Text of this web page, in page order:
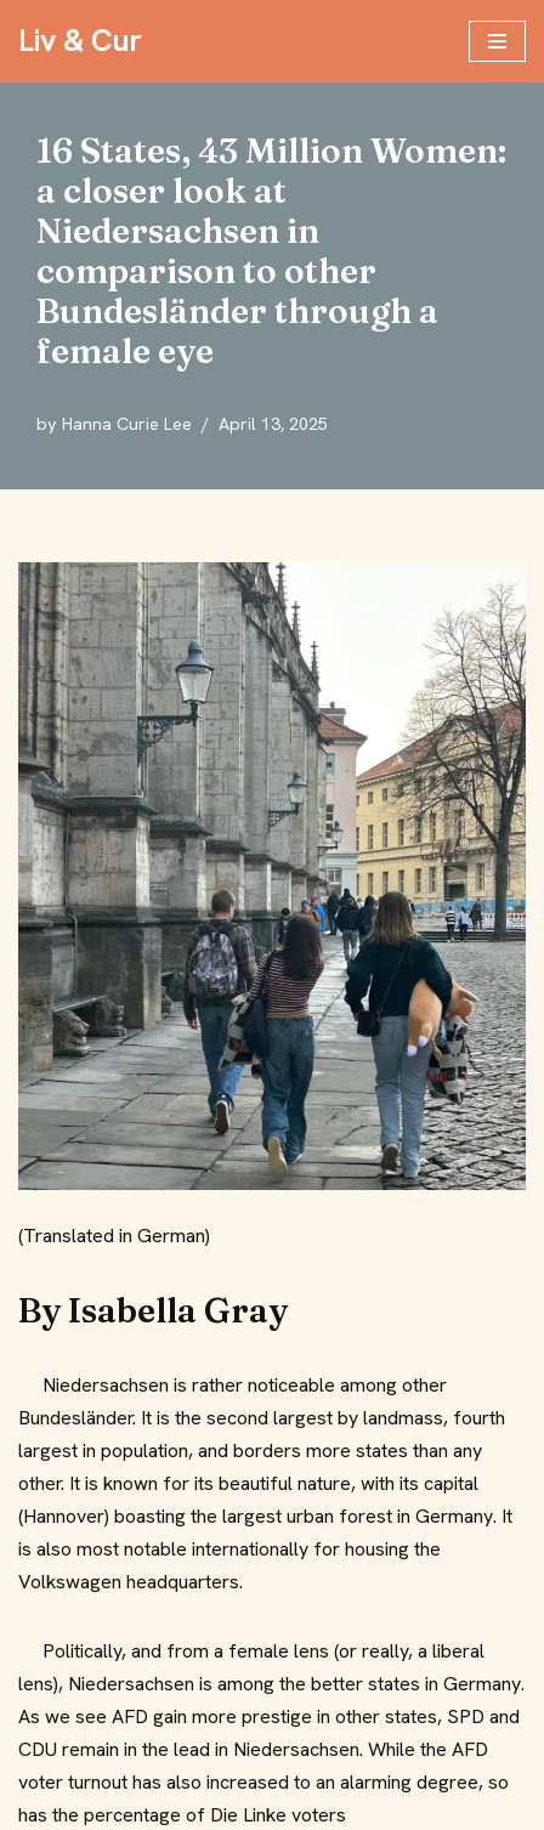
content
Liv & Cur
16 States, 43 Million Women:
a closer look at
Niedersachsen in
comparison to other
Bundesländer through a
female eye
by Hanna Curie Lee April 13, 2025
(Translated in German)
By Isabella Gray
Niedersachsen is rather noticeable among other
Bundesländer. It is the second largest by landmass, fourth
largest in population, and borders more states than any
other. It is known for its beautiful nature, with its capital
(Hannover) boasting the largest urban forest in Germany. It
is also most notable internationally for housing the
Volkswagen headquarters.
Politically, and from a female lens (or really, a liberal
lens), Niedersachsen is among the better states in Germany.
As we see AFD gain more prestige in other states, SPD and
CDU remain in the lead in Niedersachsen. While the AFD
voter turnout has also increased to an alarming degree, so
has the percentage of Die Linke voters